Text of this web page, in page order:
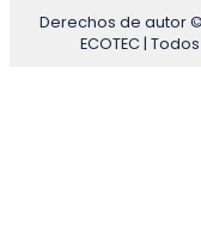
Derechos de autor
ECOTEC |